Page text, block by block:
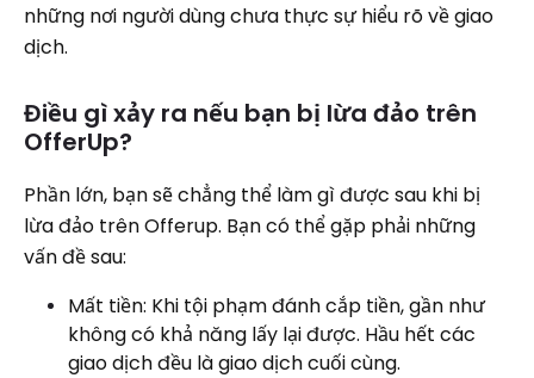
những nơi người dùng chưa thực sự hiểu rõ về giao
dịch.
Điều gì xảy ra nếu bạn bị lừa đảo trên
OfferUp?
Phần lớn, bạn sẽ chẳng thể làm gì được sau khi bị
lừa đảo trên Offerup. Bạn có thể gặp phải những
vấn đề sau:
Mất tiền: Khi tội phạm đánh cắp tiền, gần như
không có khả năng lấy lại được. Hầu hết các
giao dịch đều là giao dịch cuối cùng.